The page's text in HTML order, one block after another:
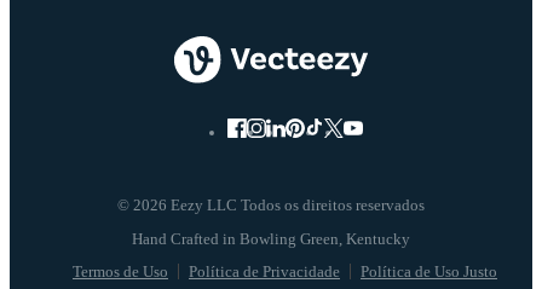
© 2026 Eezy LLC Todos os direitos reservados
Termos de Uso Política de Privacidade Política de Uso Justo